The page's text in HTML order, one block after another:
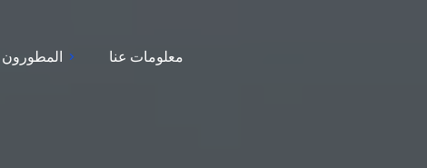
المطورون معلومات عنا